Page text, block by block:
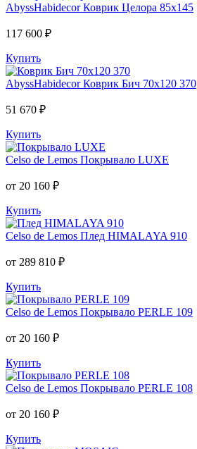
AbyssHabidecor Коврик Целора 85х145
117 600 ₽
Купить
AbyssHabidecor Коврик Бич 70х120 370
51 670 ₽
Купить
Celso de Lemos Покрывало LUXE
от 20 160 ₽
Купить
Celso de Lemos Плед HIMALAYA 910
от 289 810 ₽
Купить
Celso de Lemos Покрывало PERLE 109
от 20 160 ₽
Купить
Celso de Lemos Покрывало PERLE 108
от 20 160 ₽
Купить